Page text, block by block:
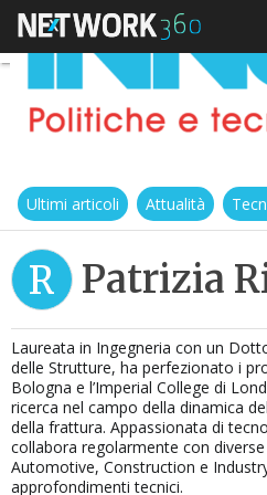
Ultimi articoli Attualità
R Patrizia
Laureata in Ingegneria con un
delle Strutture, ha perfezionato i
Bologna e l’Imperial College di
ricerca nel campo della dinamica
della frattura. Appassionata di
collabora regolarmente con
Automotive, Construction e
approfondimenti tecnici.